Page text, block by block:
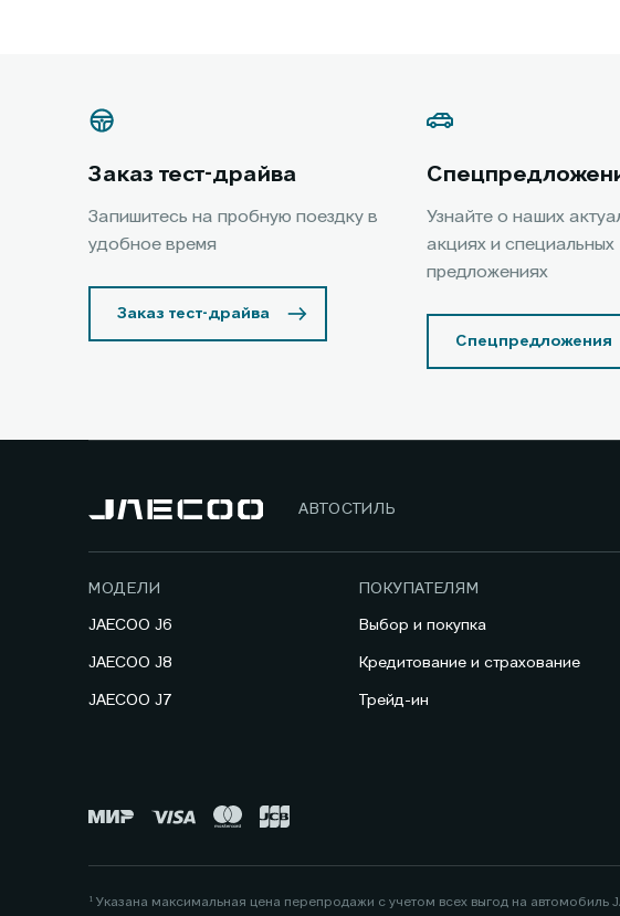
Заказ тест-драйва
Запишитесь на пробную поездку в
удобное время
Заказ тест-драйва
Узнайте о наших
акциях и специальных
предложениях
Спецпредложения
АВТОСТИЛЬ
МОДЕЛИ
JAECOO J6
JAECOO J8
JAECOO J7
ПОКУПАТЕЛЯМ
Выбор и покупка
Кредитование и страхование
Трейд-ин
¹ Указана максимальная цена перепродажи с учетом всех выгод на